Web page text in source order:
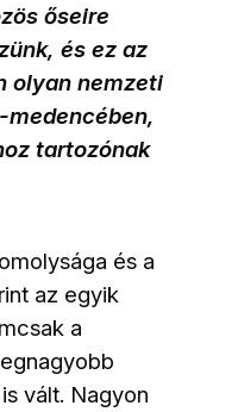
őseire
és ez az
olyan nemzeti
medencében,
tartozónak
és a
az egyik
a
vált. Nagyon